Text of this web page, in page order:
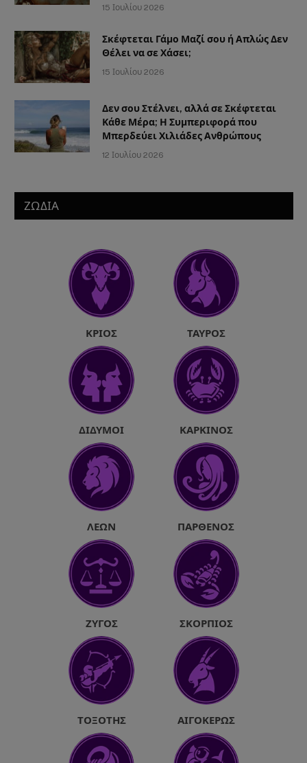
15 Ιουλίου 2026
Σκέφτεται Γάμο Μαζί σου ή Απλώς Δεν
Θέλει να σε Χάσει;
15 Ιουλίου 2026
Δεν σου Στέλνει, αλλά σε Σκέφτεται
Κάθε Μέρα; Η Συμπεριφορά που
Μπερδεύει Χιλιάδες Ανθρώπους
12 Ιουλίου 2026
ΖΩΔΙΑ
ΚΡΙΌΣ ΤΑΎΡΟΣ
ΔΊΔΥΜΟΙ ΚΑΡΚΊΝΟΣ
ΛΈΩΝ ΠΑΡΘΈΝΟΣ
ΖΥΓΌΣ ΣΚΟΡΠΙΌΣ
ΤΟΞΌΤΗΣ ΑΙΓΌΚΕΡΩΣ